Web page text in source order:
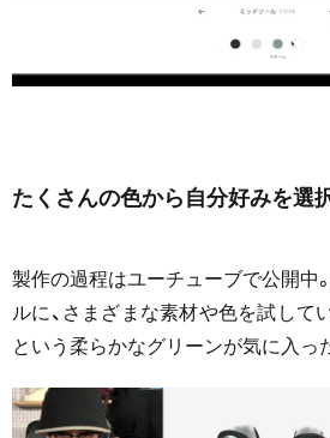
たくさんの色から自分好みを選択
製作の過程はユーチューブで公開中
ルに、さまざまな素材や色を試して
という柔らかなグリーンが気に入っ